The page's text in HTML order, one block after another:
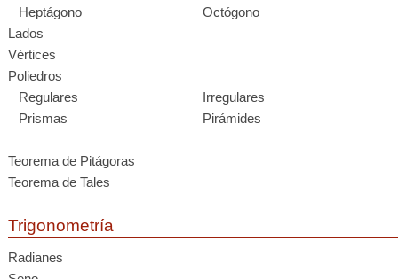
Heptágono
Octógono
Lados
Vértices
Poliedros
Regulares
Irregulares
Prismas
Pirámides
Teorema de Pitágoras
Teorema de Tales
Trigonometría
Radianes